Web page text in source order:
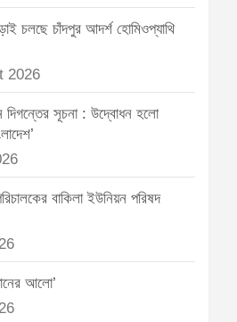
চলছে চাঁদপুর আদর্শ হোমিওপ্যাথি
2026
দিগন্তের সূচনা : উদ্বোধন হলো
বাকিলা ইউনিয়ন পরিষদ
আলো’